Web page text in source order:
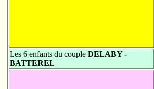
Les 6 enfants du couple DELABY -
BATTEREL